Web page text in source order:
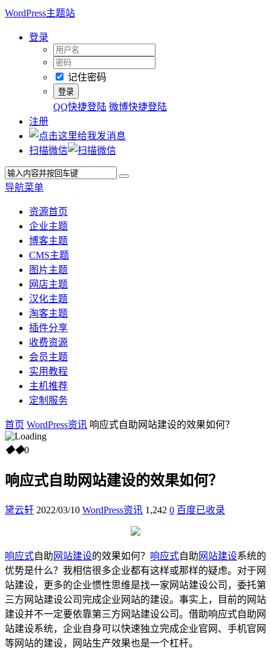
WordPress主题站
登录
记住密码
QQ快捷登陆 微博快捷登陆
注册
扫描微信
导航菜单
资源首页
企业主题
博客主题
CMS主题
图片主题
网店主题
汉化主题
淘客主题
插件分享
收费资源
会员主题
实用教程
主机推荐
定制服务
首页 WordPress资讯 响应式自助网站建设的效果如何？
◆◆0
响应式自助网站建设的效果如何？
黛云轩 2022/03/10 WordPress资讯 1,242 0 百度已收录
响应式自助 网站建设的效果如何？ 响应式自助 网站建设系统的
优势是什么？我相信很多企业都有这样或那样的疑虑。对于网
站建设，更多的企业惯性思维是找一家网站建设公司，委托第
三方网站建设公司完成企业网站的建设。事实上，目前的网站
建设并不一定要依靠第三方网站建设公司。借助响应式自助网
站建设系统，企业自身可以快速独立完成企业官网、手机官网
等网站的建设，网站生产效果也是一个杠杆。